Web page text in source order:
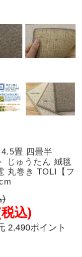
畳 四畳半
じゅうたん 絨毯
丸巻き TOLI【フ
)
込)
2,490ポイント